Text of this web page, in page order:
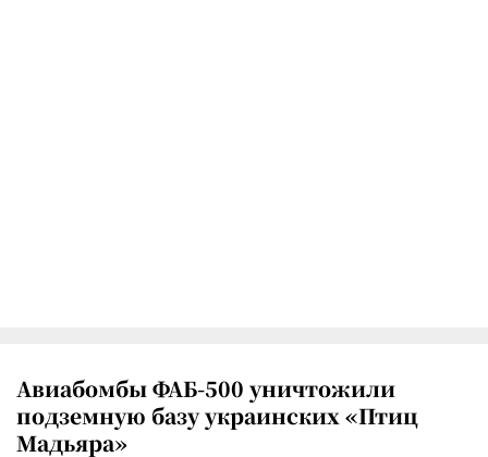
Авиабомбы ФАБ-500 уничтожили
подземную базу украинских «Птиц
Мадьяра»